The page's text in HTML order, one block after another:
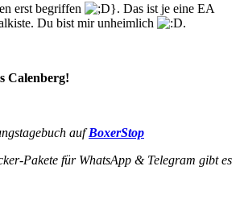
erst begriffen
. Das ist je eine EA
Du bist mir unheimlich
.
Calenberg!
aufBoxerStop
Pakete für WhatsApp & Telegram gibt es